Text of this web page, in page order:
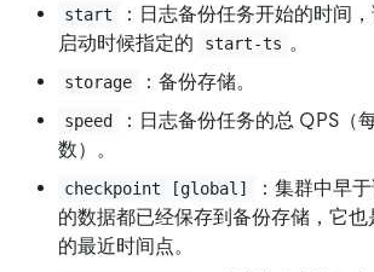
start
：日志备份任务开始的时间
启动时候指定的
start-ts 。
storage ：备份存储。
speed
：日志备份任务的总 QPS（
数）。
checkpoint [global] ：集群中早
的数据都已经保存到备份存储，它也
的最近时间点。